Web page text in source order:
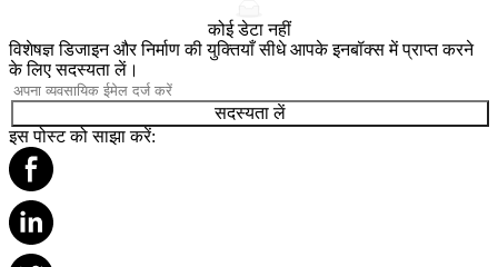
कोई डेटा नहीं
विशेषज्ञ डिजाइन और निर्माण की युक्तियाँ सीधे आपके इनबॉक्स में प्राप्त करने
के लिए सदस्यता लें।
सदस्यता लें
इस पोस्ट को साझा करें: